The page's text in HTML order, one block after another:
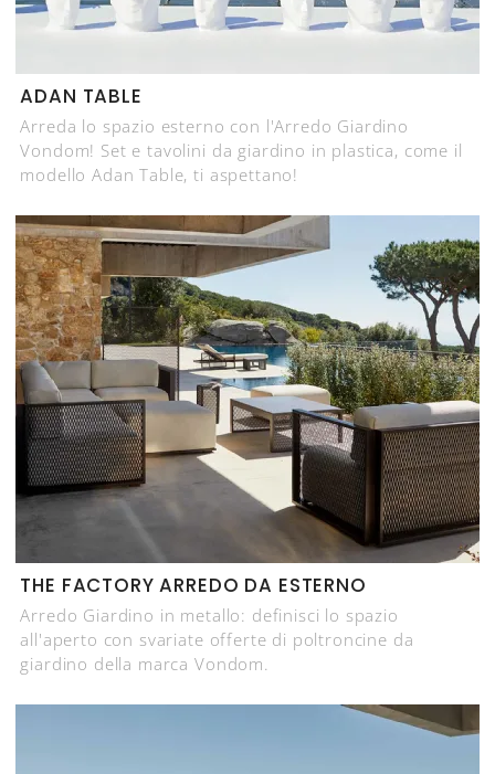
ADAN TABLE
Arreda lo spazio esterno con l'Arredo Giardino
Vondom! Set e tavolini da giardino in plastica, come il
modello Adan Table, ti aspettano!
THE FACTORY ARREDO DA ESTERNO
Arredo Giardino in metallo: definisci lo spazio
all'aperto con svariate offerte di poltroncine da
giardino della marca Vondom.